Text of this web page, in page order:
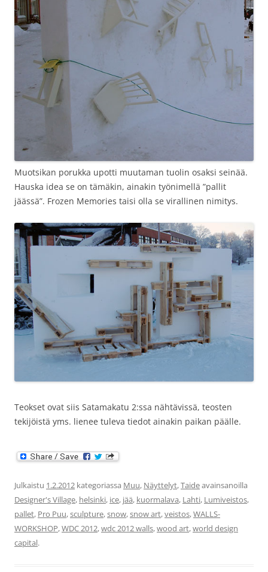
Muotsikan porukka upotti muutaman tuolin osaksi seinää.
Hauska idea se on tämäkin, ainakin työnimellä ”pallit
jäässä”. Frozen Memories taisi olla se virallinen nimitys.
Teokset ovat siis Satamakatu 2:ssa nähtävissä, teosten
tekijöistä yms. lienee tuleva tiedot ainakin paikan päälle.
Julkaistu 1.2.2012 kategoriassa Muu, Näyttelyt,Taideavainsanoilla
Designer's Village, helsinki, ice, jää, kuormalava, Lahti, Lumiveistos,
pallet, Pro Puu,sculpture,snow,snow art,veistos,WALLS-
WORKSHOP,WDC 2012,wdc 2012 walls,wood art,world design
capital.